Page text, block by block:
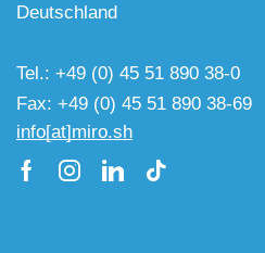
Deutschland
Tel.: +49 (0) 45 51 890 38-0
Fax: +49 (0) 45 51 890 38-69
info[at]miro.sh